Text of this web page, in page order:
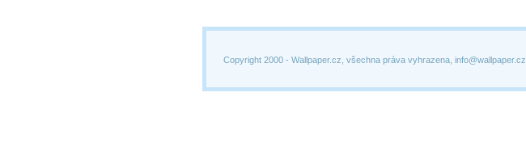
Copyright 2000 - Wallpaper.cz, všechna práva vyhrazena, info@wallpaper.cz